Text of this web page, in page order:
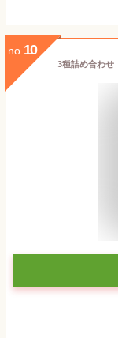
no. 10